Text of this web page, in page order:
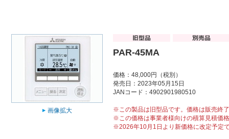
画像拡大
PAR-45MA
価格：48,000円（税別）
発売日：2023年05月15日
JANコード：4902901980510
※この製品は旧型品です。価格は販売終
※この価格は事業者様向けの積算見積価
※2026年10月1日より新価格に改定予定